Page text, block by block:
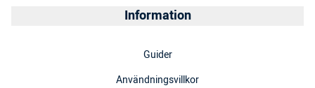
Information
Guider
Användningsvillkor